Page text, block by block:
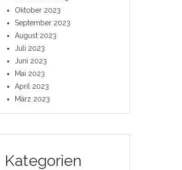
Oktober 2023
September 2023
August 2023
Juli 2023
Juni 2023
Mai 2023
April 2023
März 2023
Kategorien